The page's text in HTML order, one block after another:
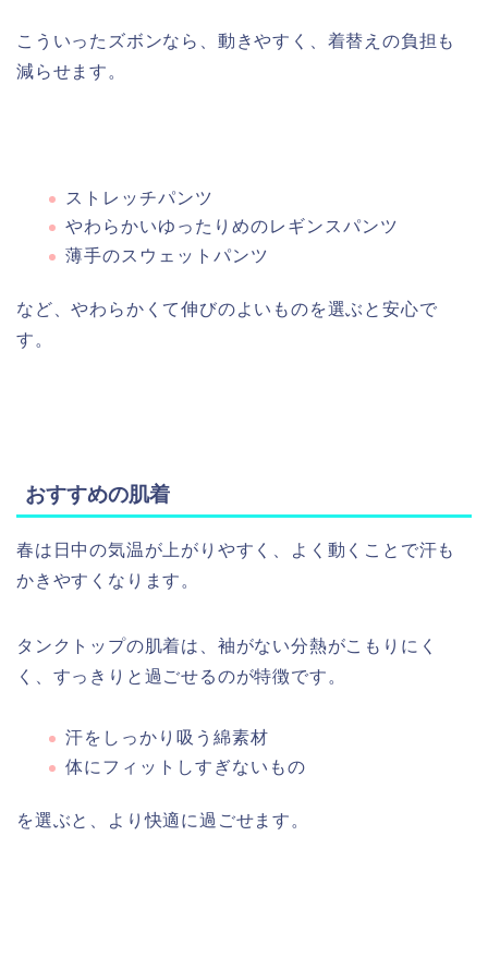
こういったズボンなら、動きやすく、着替えの負担も
減らせます。
ストレッチパンツ
やわらかいゆったりめのレギンスパンツ
薄手のスウェットパンツ
など、やわらかくて伸びのよいものを選ぶと安心で
す。
おすすめの肌着
春は日中の気温が上がりやすく、よく動くことで汗も
かきやすくなります。
タンクトップの肌着は、袖がない分熱がこもりにく
く、すっきりと過ごせるのが特徴です。
汗をしっかり吸う綿素材
体にフィットしすぎないもの
を選ぶと、より快適に過ごせます。